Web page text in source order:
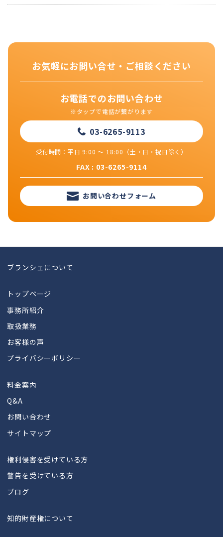
お気軽にお問い合せ・ご相談ください
お電話でのお問い合わせ
※タップで電話が繋がります
受付時間：平日 9:00 ～ 18:00（土・日・祝日除く）
03-6265-9113
FAX : 03-6265-9114
お問い合わせフォーム
ブランシェについて
トップページ
事務所紹介
取扱業務
お客様の声
プライバシーポリシー
料金案内
Q&A
お問い合わせ
サイトマップ
権利侵害を受けている方
警告を受けている方
ブログ
知的財産権について